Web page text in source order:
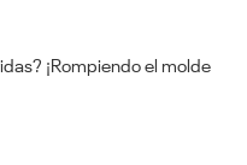
¡Rompiendo el molde